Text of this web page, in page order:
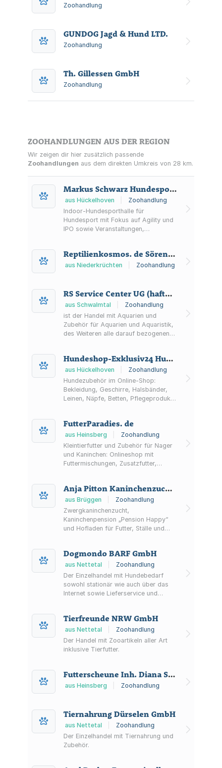
Zoohandlung
GUNDOG Jagd & Hund LTD.
Zoohandlung
Th. Gillessen GmbH
Zoohandlung
ZOOHANDLUNGEN AUS DER REGION
Wir zeigen dir hier zusätzlich passende
Zoohandlungen aus dem direkten Umkreis von 28 km.
Markus Schwarz Hundesporthalle "SH Dogsport Arena"
aus Hückelhoven
Zoohandlung
Indoor-Hundesporthalle für
Hundesport mit Fokus auf Agility und
IPO sowie Veranstaltungen,
Reptilienkosmos. de Sören Panse
aus Niederkrüchten Zoohandlung
RS Service Center UG (haftungsbeschränkt)
aus Schwalmtal
Zoohandlung
ist der Handel mit Aquarien und
Zubehör für Aquarien und Aquaristik,
des Weiteren alle darauf bezogenen
Hundeshop-Exklusiv24 Hundeboutique
aus Hückelhoven
Zoohandlung
Hundezubehör im Online-Shop:
Bekleidung, Geschirre, Halsbänder,
Leinen, Näpfe, Betten, Pflegeprodukte
FutterParadies. de
aus Heinsberg
Zoohandlung
Kleintierfutter und Zubehör für Nager
und Kaninchen: Onlineshop mit
Futtermischungen, Zusatzfutter,
Bonuspunkten.
Anja Pitton Kaninchenzucht & Futterhandel
aus Brüggen
Zoohandlung
Zwergkaninchenzucht,
Kaninchenpension „Pension Happy“
und Hofladen für Futter, Ställe und
Terminen.
Dogmondo BARF GmbH
aus Nettetal
Zoohandlung
Der Einzelhandel mit Hundebedarf
sowohl stationär wie auch über das
Internet sowie Lieferservice und
Verwaltung von eigenen Beteiligungen
an anderen Gesellschaften aller Art im
In- und Ausland.
Tierfreunde NRW GmbH
aus Nettetal
Zoohandlung
Der Handel mit Zooartikeln aller Art
inklusive Tierfutter.
Futterscheune Inh. Diana Schönfeld Tiernahrungsfachmarkt
aus Heinsberg Zoohandlung
Tiernahrung Dürselen GmbH
aus Nettetal
Zoohandlung
Der Einzelhandel mit Tiernahrung und
Zubehör.